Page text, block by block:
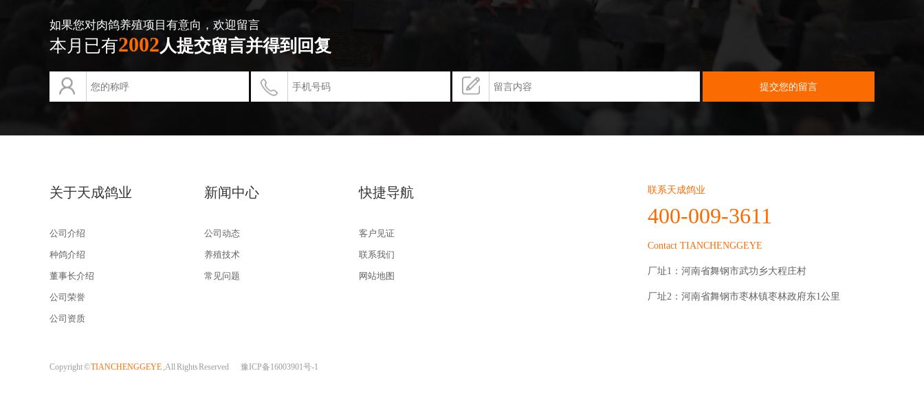
如果您对肉鸽养殖项目有意向，欢迎留言
本月已有2002人提交留言并得到回复
关于天成鸽业
公司介绍
种鸽介绍
董事长介绍
公司荣誉
公司资质
新闻中心
公司动态
养殖技术
常见问题
快捷导航
客户见证
联系我们
网站地图
联系天成鸽业
400-009-3611
Contact TIANCHENGGEYE
厂址1：河南省舞钢市武功乡大程庄村
厂址2：河南省舞钢市枣林镇枣林政府东1公里
Copyright ©TIANCHENGGEYE , All Rights Reserved 豫ICP备16003901号-1